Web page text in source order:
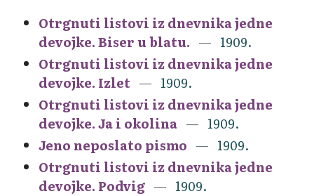
Otrgnuti listovi iz dnevnika jedne
devojke. Biser u blatu.
1909.
Otrgnuti listovi iz dnevnika jedne
devojke. Izlet
1909.
Otrgnuti listovi iz dnevnika jedne
devojke. Ja i okolina
1909.
Jeno neposlato pismo
1909.
Otrgnuti listovi iz dnevnika jedne
devojke. Podvig
1909.